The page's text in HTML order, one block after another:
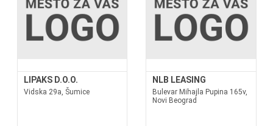
LIPAKS D.O.O.
Vidska 29a, Šumice
NLB LEASING
Bulevar Mihajla Pupina 165v,
Novi Beograd